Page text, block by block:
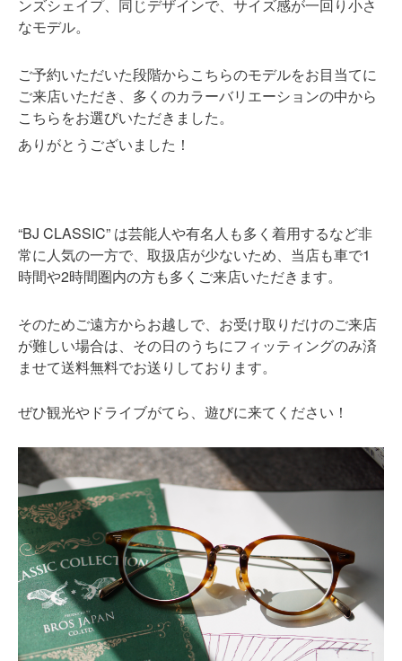
ンズシェイプ、同じデザインで、サイズ感が一回り小さ
なモデル。
ご予約いただいた段階からこちらのモデルをお目当てに
ご来店いただき、多くのカラーバリエーションの中から
こちらをお選びいただきました。
ありがとうございました！
“BJ CLASSIC” は芸能人や有名人も多く着用するなど非
常に人気の一方で、取扱店が少ないため、当店も車で1
時間や2時間圏内の方も多くご来店いただきます。
そのためご遠方からお越しで、お受け取りだけのご来店
が難しい場合は、その日のうちにフィッティングのみ済
ませて送料無料でお送りしております。
ぜひ観光やドライブがてら、遊びに来てください！